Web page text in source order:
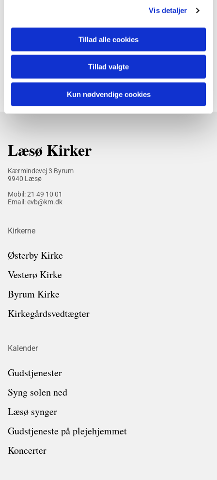
Vis detaljer
Tillad alle cookies
Tillad valgte
Kun nødvendige cookies
Læsø Kirker
Kærmindevej 3 Byrum
9940 Læsø
Mobil:21 49 10 01
Email: evb@km.dk
Kirkerne
Østerby Kirke
Vesterø Kirke
Byrum Kirke
Kirkegårdsvedtægter
Kalender
Gudstjenester
Syng solen ned
Læsø synger
Gudstjeneste på plejehjemmet
Koncerter